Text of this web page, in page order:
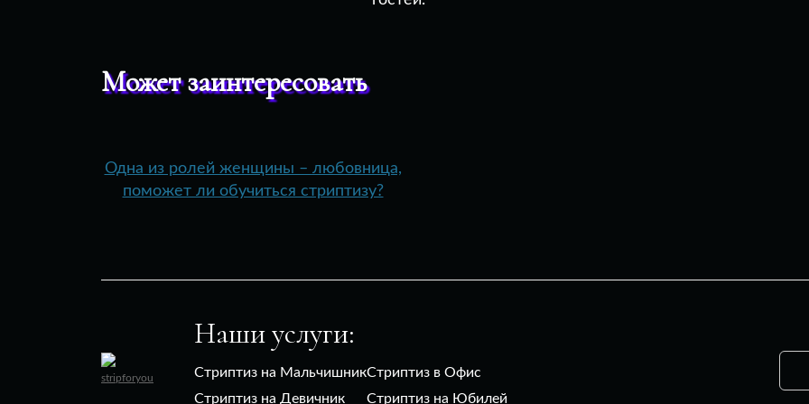
Может заинтересовать
Одна из ролей женщины – любовница,
поможет ли обучиться стриптизу?
Наши услуги:
Стриптиз на Мальчишник
Стриптиз на Девичник
Стриптиз в Офис
Стриптиз на Юбилей